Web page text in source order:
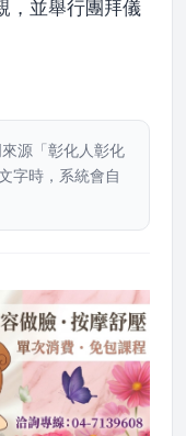
，並舉行團拜儀
源「彰化人彰化
字時，系統會自